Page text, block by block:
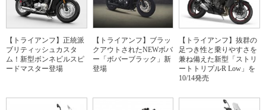
【トライアンフ】正統派
ブリティッシュカスタ
ム！新型ボンネビルスピ
ードマスター登場
【トライアンフ】ブラッ
クアウトされたNEWボバ
ー「ボバーブラック」新
登場
【トライアンフ】抜群の
足つき性と乗りやすさを
兼ね備えた新型「ストリ
ートトリプルR Low」を
10/14発売